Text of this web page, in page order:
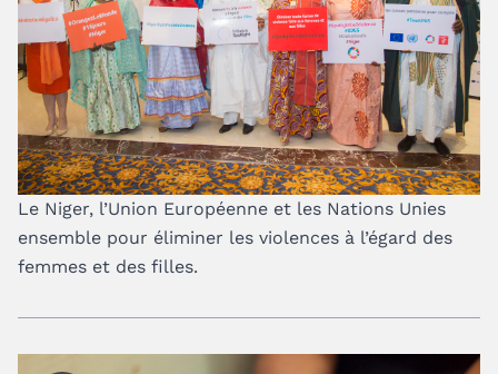
Le Niger, l’Union Européenne et les Nations Unies
ensemble pour éliminer les violences à l’égard des
femmes et des filles.